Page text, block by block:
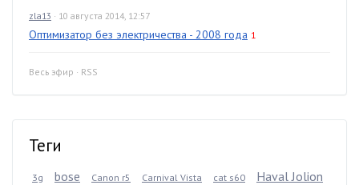
zla13 · 10 августа 2014, 12:57
Оптимизатор без электричества - 2008 года 1
Весь эфир · RSS
Теги
3g bose Canon r5 Carnival Vista cat s60 Haval Jolion